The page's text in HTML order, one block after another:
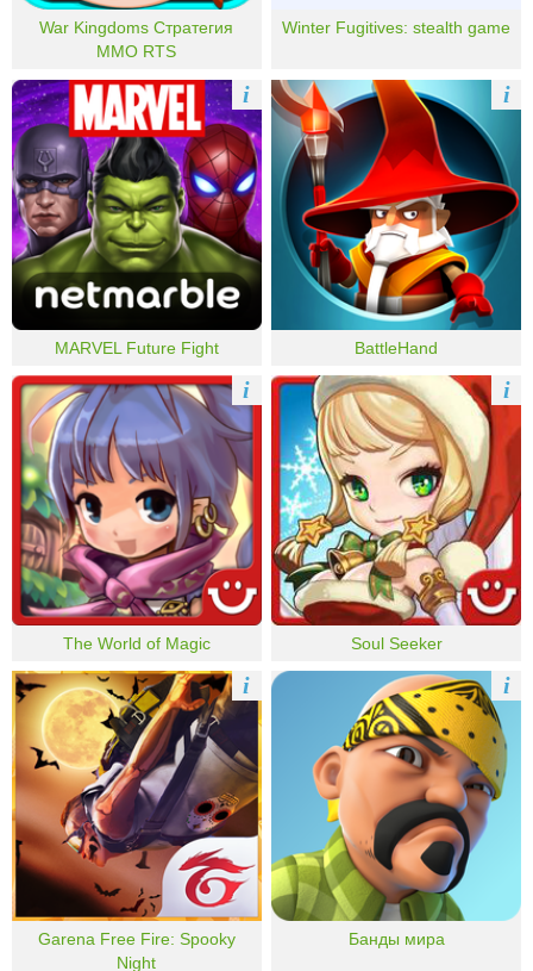
War Kingdoms Стратегия
MMO RTS
Winter Fugitives: stealth game
MARVEL Future Fight
i
BattleHand
i
The World of Magic
i
Soul Seeker
i
Garena Free Fire: Spooky
Night
i
Банды мира
i